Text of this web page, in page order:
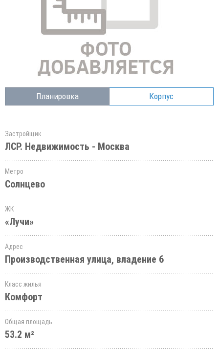
Планировка Корпус
Застройщик
ЛСР. Недвижимость - Москва
Метро
Солнцево
ЖК
«Лучи»
Адрес
Производственная улица, владение 6
Класс жилья
Комфорт
Общая площадь
53.2 м²